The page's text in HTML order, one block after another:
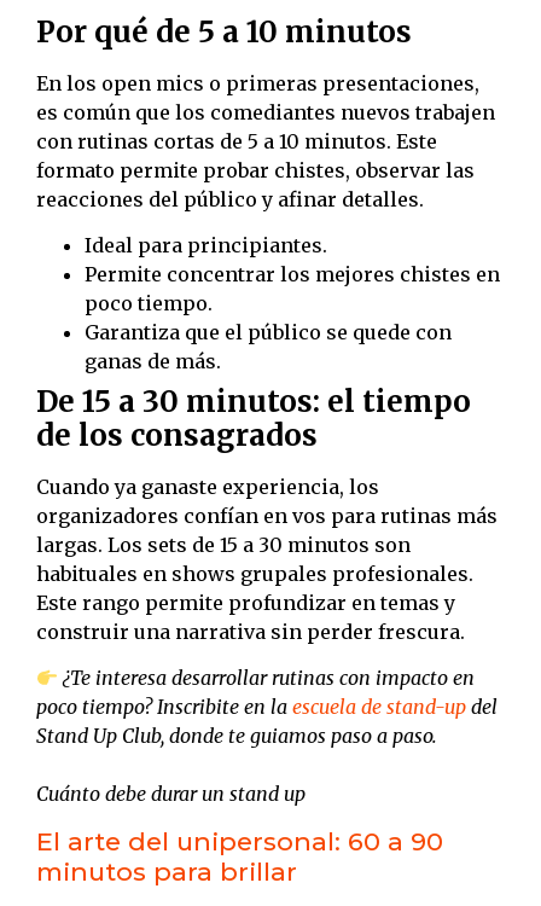
Por qué de 5 a 10 minutos
En los open mics o primeras presentaciones,
es común que los comediantes nuevos trabajen
con rutinas cortas de 5 a 10 minutos. Este
formato permite probar chistes, observar las
reacciones del público y afinar detalles.
Ideal para principiantes.
Permite concentrar los mejores chistes en
poco tiempo.
Garantiza que el público se quede con
ganas de más.
De 15 a 30 minutos: el tiempo
de los consagrados
Cuando ya ganaste experiencia, los
organizadores confían en vos para rutinas más
largas. Los sets de 15 a 30 minutos son
habituales en shows grupales profesionales.
Este rango permite profundizar en temas y
construir una narrativa sin perder frescura.
¿Te interesa desarrollar rutinas con impacto en
poco tiempo? Inscribite en la escuela de stand-up del
Stand Up Club, donde te guiamos paso a paso.
Cuánto debe durar un stand up
El arte del unipersonal: 60 a 90
minutos para brillar